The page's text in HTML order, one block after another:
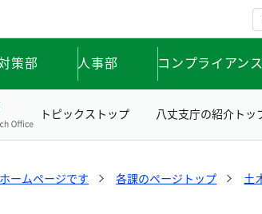
策部 人事部 コンプライアン
トピックストップ 八丈支庁の紹介トッ
ームページです 各課のページトップ 土